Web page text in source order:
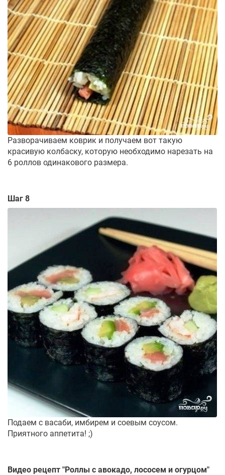
Разворачиваем коврик и получаем вот такую
красивую колбаску, которую необходимо нарезать на
6 роллов одинакового размера.
Шаг 8
Подаем с васаби, имбирем и соевым соусом.
Приятного аппетита! ;)
Видео рецепт "Роллы с авокадо, лососем и огурцом"